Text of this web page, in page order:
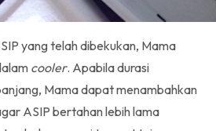
yang telah dibekukan, Mama
cooler. Apabila durasi
Mama dapat menambahkan
ASIP bertahan lebih lama